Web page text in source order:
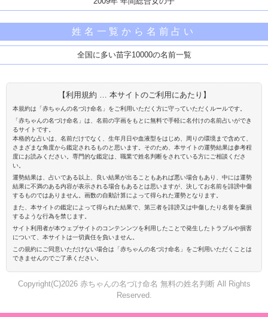
姓名一覧から名前占い
全国に多い苗字10000の名前一覧
【利用規約 … 本サイトのご利用にあたり】
本規約は「赤ちゃんの名づけ命名」をご利用いただく方に守っていただくルールです。
「赤ちゃんの名づけ命名」は、名前の字画をもとに無料で手軽に名付けの名前占いができ
るサイトです。
本格的な占いは、名前だけでなく、生年月日や血液型をはじめ、周りの環境まで含めて、
さまざまな角度から鑑定されるものと思います。そのため、本サイトの運勢結果は参考程
度にお読みください。専門的な鑑定は、職業で姓名判断をされている方にご相談くださ
い。
運勢結果は、占いである以上、良い結果が出ることもあれば悪い場合もあり、中には運勢
結果に不満のある内容が表示される場合もあるとは思いますが、決してお名前を誹謗中傷
するものではありません。画数の自動計算によって得られた運勢となります。
また、本サイトの鑑定によって得られた結果で、第三者を誹謗又は中傷したり名誉を棄損
するような行為を禁じます。
サイト利用者が本ウェブサイトのコンテンンツを利用したことで発生したトラブルや損害
について、本サイトは一切責任を負いません。
この規約にご同意いただけない場合は「赤ちゃんの名づけ命名」をご利用いただくことは
できませんのでご了承ください。
Copyright(C)2026 赤ちゃんの名づけ命名 無料の姓名判断 All Rights
Reserved.